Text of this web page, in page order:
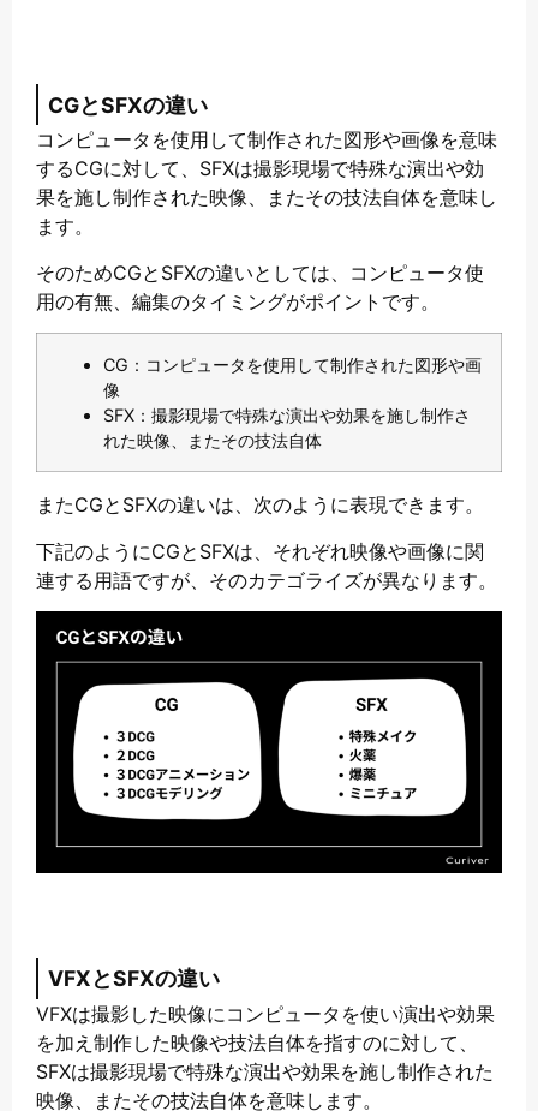
CGとSFXの違い
コンピュータを使用して制作された図形や画像を意味
するCGに対して、SFXは撮影現場で特殊な演出や効
果を施し制作された映像、またその技法自体を意味し
ます。
そのためCGとSFXの違いとしては、コンピュータ使
用の有無、編集のタイミングがポイントです。
CG：コンピュータを使用して制作された図形や画
像
SFX：撮影現場で特殊な演出や効果を施し制作さ
れた映像、またその技法自体
またCGとSFXの違いは、次のように表現できます。
下記のようにCGとSFXは、それぞれ映像や画像に関
連する用語ですが、そのカテゴライズが異なります。
VFXとSFXの違い
VFXは撮影した映像にコンピュータを使い演出や効果
を加え制作した映像や技法自体を指すのに対して、
SFXは撮影現場で特殊な演出や効果を施し制作された
映像、またその技法自体を意味します。